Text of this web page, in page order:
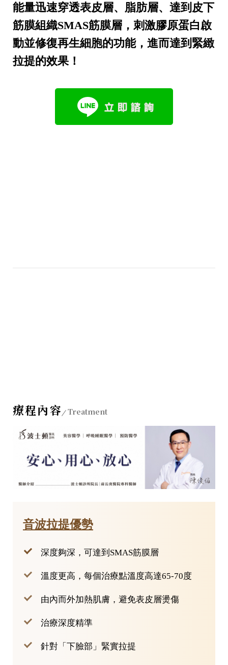
能量迅速穿透表皮層、脂肪層、達到皮下
筋膜組織SMAS筋膜層，刺激膠原蛋白啟
動並修復再生細胞的功能，進而達到緊緻
拉提的效果！
療程內容 Treatment
音波拉提優勢
深度夠深，可達到SMAS筋膜層
溫度更高，每個治療點溫度高達65-70度
由內而外加熱肌膚，避免表皮層燙傷
治療深度精準
針對「下臉部」緊實拉提